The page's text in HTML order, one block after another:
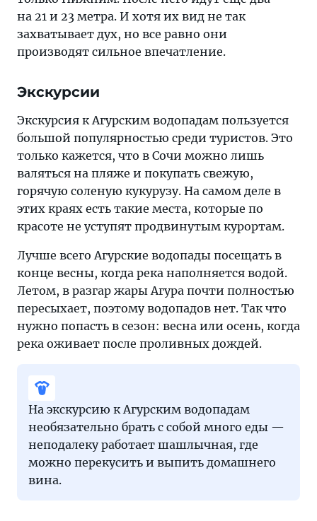
на 21 и 23 метра. И хотя их вид не так
захватывает дух, но все равно они
производят сильное впечатление.
Экскурсии
Экскурсия к Агурским водопадам пользуется
большой популярностью среди туристов. Это
только кажется, что в Сочи можно лишь
валяться на пляже и покупать свежую,
горячую соленую кукурузу. На самом деле в
этих краях есть такие места, которые по
красоте не уступят продвинутым курортам.
Лучше всего Агурские водопады посещать в
конце весны, когда река наполняется водой.
Летом, в разгар жары Агура почти полностью
пересыхает, поэтому водопадов нет. Так что
нужно попасть в сезон: весна или осень, когда
река оживает после проливных дождей.
На экскурсию к Агурским водопадам
необязательно брать с собой много еды —
неподалеку работает шашлычная, где
можно перекусить и выпить домашнего
вина.